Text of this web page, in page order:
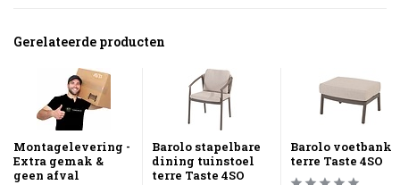
Gerelateerde producten
Montagelevering -
Extra gemak &
geen afval
Barolo stapelbare
dining tuinstoel
terre Taste 4SO
Barolo voetbank
terre Taste 4SO